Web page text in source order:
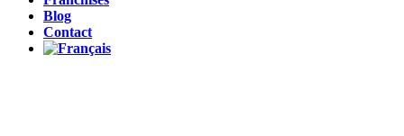
Blog
Contact